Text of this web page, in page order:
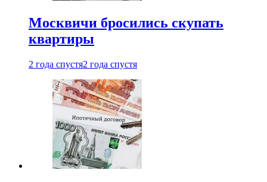
Москвичи бросились скупать
квартиры
2 года спустя2 года спустя